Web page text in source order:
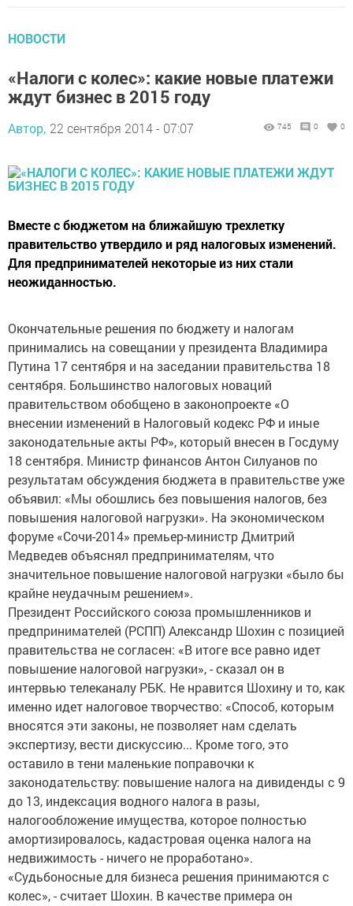
НОВОСТИ
«Налоги с колес»: какие новые платежи
ждут бизнес в 2015 году
Автор, 22 сентября 2014 - 07:07 745 0 0
Вместе с бюджетом на ближайшую трехлетку
правительство утвердило и ряд налоговых изменений.
Для предпринимателей некоторые из них стали
неожиданностью.
Окончательные решения по бюджету и налогам
принимались на совещании у президента Владимира
Путина 17 сентября и на заседании правительства 18
сентября. Большинство налоговых новаций
правительством обобщено в законопроекте «О
внесении изменений в Налоговый кодекс РФ и иные
законодательные акты РФ», который внесен в Госдуму
18 сентября. Министр финансов Антон Силуанов по
результатам обсуждения бюджета в правительстве уже
объявил: «Мы обошлись без повышения налогов, без
повышения налоговой нагрузки». На экономическом
форуме «Сочи-2014» премьер-министр Дмитрий
Медведев объяснял предпринимателям, что
значительное повышение налоговой нагрузки «было бы
крайне неудачным решением».
Президент Российского союза промышленников и
предпринимателей (РСПП) Александр Шохин с позицией
правительства не согласен: «В итоге все равно идет
повышение налоговой нагрузки», - сказал он в
интервью телеканалу РБК. Не нравится Шохину и то, как
именно идет налоговое творчество: «Способ, которым
вносятся эти законы, не позволяет нам сделать
экспертизу, вести дискуссию... Кроме того, это
оставило в тени маленькие поправочки к
законодательству: повышение налога на дивиденды с 9
до 13, индексация водного налога в разы,
налогообложение имущества, которое полностью
амортизировалось, кадастровая оценка налога на
недвижимость - ничего не проработано».
«Судьбоносные для бизнеса решения принимаются с
колес», - считает Шохин. В качестве примера он